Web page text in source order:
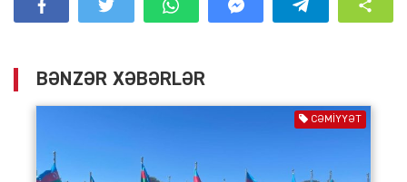
BƏNZƏR XƏBƏRLƏR
CƏMIYYƏT